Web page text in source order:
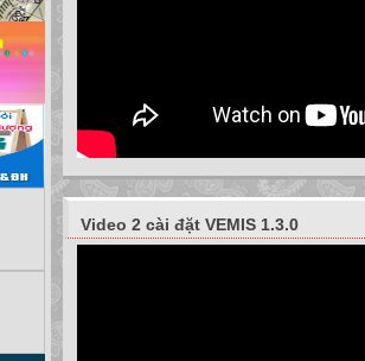
Video 2 cài đặt VEMIS 1.3.0